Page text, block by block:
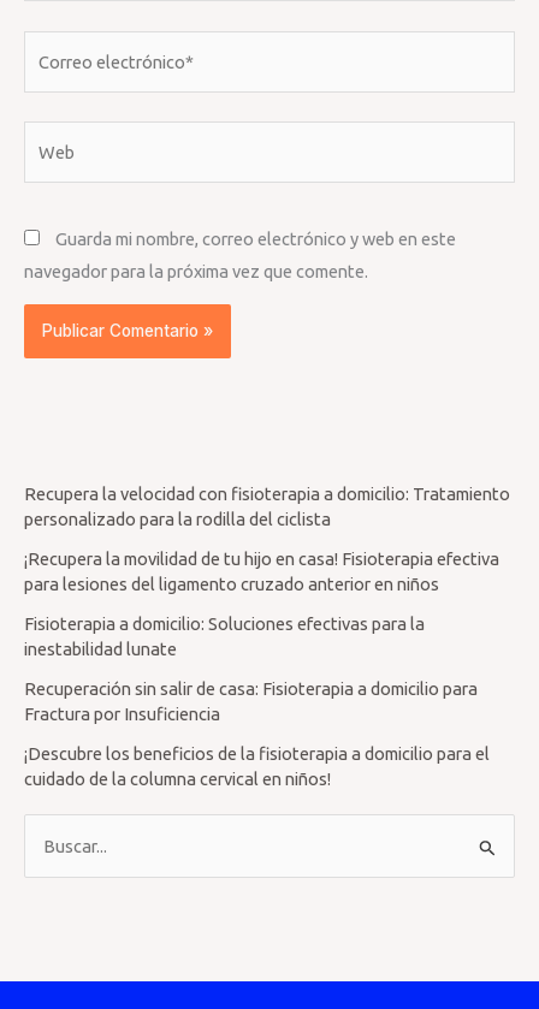
Guarda mi nombre, correo electrónico y web en este
navegador para la próxima vez que comente.
Recupera la velocidad con fisioterapia a domicilio: Tratamiento
personalizado para la rodilla del ciclista
¡Recupera la movilidad de tu hijo en casa! Fisioterapia efectiva
para lesiones del ligamento cruzado anterior en niños
Fisioterapia a domicilio: Soluciones efectivas para la
inestabilidad lunate
Recuperación sin salir de casa: Fisioterapia a domicilio para
Fractura por Insuficiencia
¡Descubre los beneficios de la fisioterapia a domicilio para el
cuidado de la columna cervical en niños!